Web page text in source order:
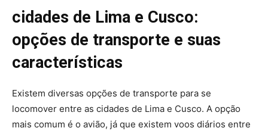
cidades de Lima e Cusco:
opções de transporte e suas
características
Existem diversas opções de transporte para se
locomover entre as cidades de Lima e Cusco. A opção
mais comum é o avião, já que existem voos diários entre